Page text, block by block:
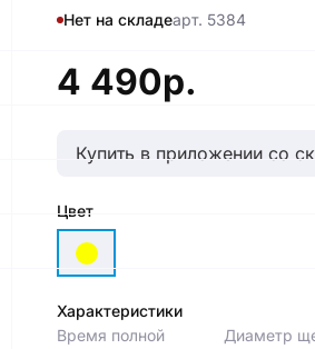
Нет на складеарт. 5384
4 490р.
Купить в приложении со
Цвет
Характеристики
Время полной
Диаметр